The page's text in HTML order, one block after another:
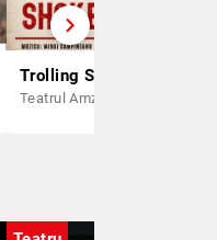
Teatrul Amzei
chevron_right